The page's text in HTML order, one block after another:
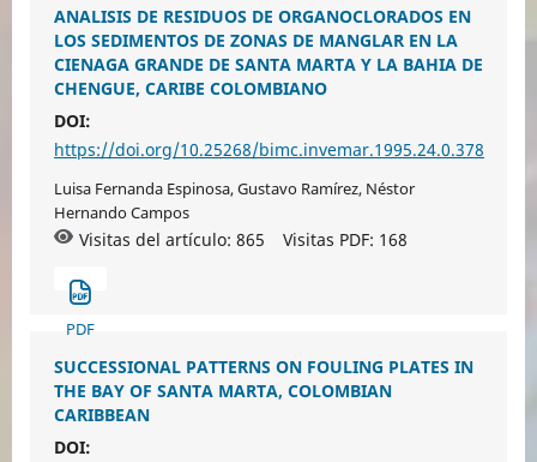
ANALISIS DE RESIDUOS DE ORGANOCLORADOS EN
LOS SEDIMENTOS DE ZONAS DE MANGLAR EN LA
CIENAGA GRANDE DE SANTA MARTA Y LA BAHIA DE
CHENGUE, CARIBE COLOMBIANO
DOI:
https://doi.org/10.25268/bimc.invemar.1995.24.0.378
Luisa Fernanda Espinosa, Gustavo Ramírez, Néstor
Hernando Campos
Visitas del artículo: 865 Visitas PDF: 168
PDF
SUCCESSIONAL PATTERNS ON FOULING PLATES IN
THE BAY OF SANTA MARTA, COLOMBIAN
CARIBBEAN
DOI: